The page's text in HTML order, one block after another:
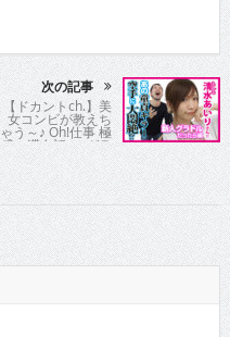
次の記事
【ドカントch.】美
女コンビが教えち
ゃう～♪ Oh!仕事 極
盛ッ滞在記 ～ グラ
ビア系ライター＆
編集者 パート3編
～ #06